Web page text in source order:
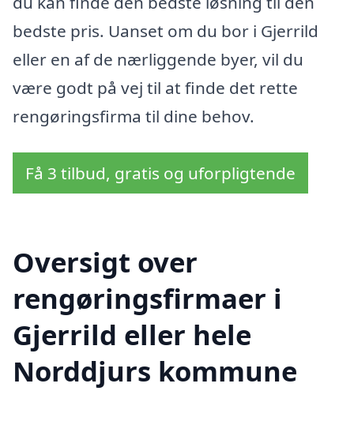
bedste pris. Uanset om du bor i Gjerrild
eller en af de nærliggende byer, vil du
være godt på vej til at finde det rette
rengøringsfirma til dine behov.
Få 3 tilbud, gratis og uforpligtende
Oversigt over
rengøringsfirmaer i
Gjerrild eller hele
Norddjurs kommune